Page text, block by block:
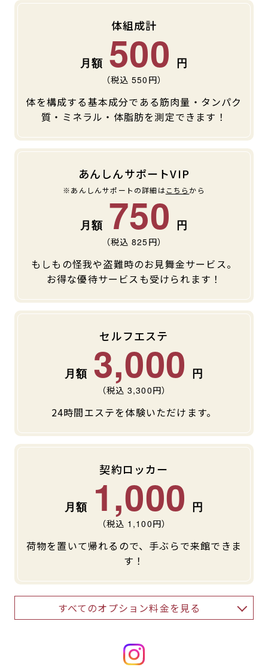
体組成計
500
（税込 550 円）
体を構成する基本成分である筋肉量・タンパク
質・ミネラル・体脂肪を測定できます！
あんしんサポートVIP
※あんしんサポートの詳細はこちら から
750
（税込 825円）
もしもの怪我や盗難時のお見舞金サービス。
お得な優待サービスも受けられます！
セルフエステ
3,000
（税込 3,300円）
24時間エステを体験いただけます。
契約ロッカー
1,000
（税込 1,100円）
荷物を置いて帰れるので、手ぶらで来館できま
す！
すべてのオプション料金を見る